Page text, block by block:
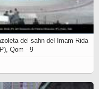
del sahn del Imam Rida
Qom - 9